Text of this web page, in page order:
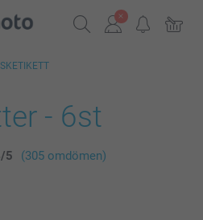
- 6st
/5 (305 omdömen)